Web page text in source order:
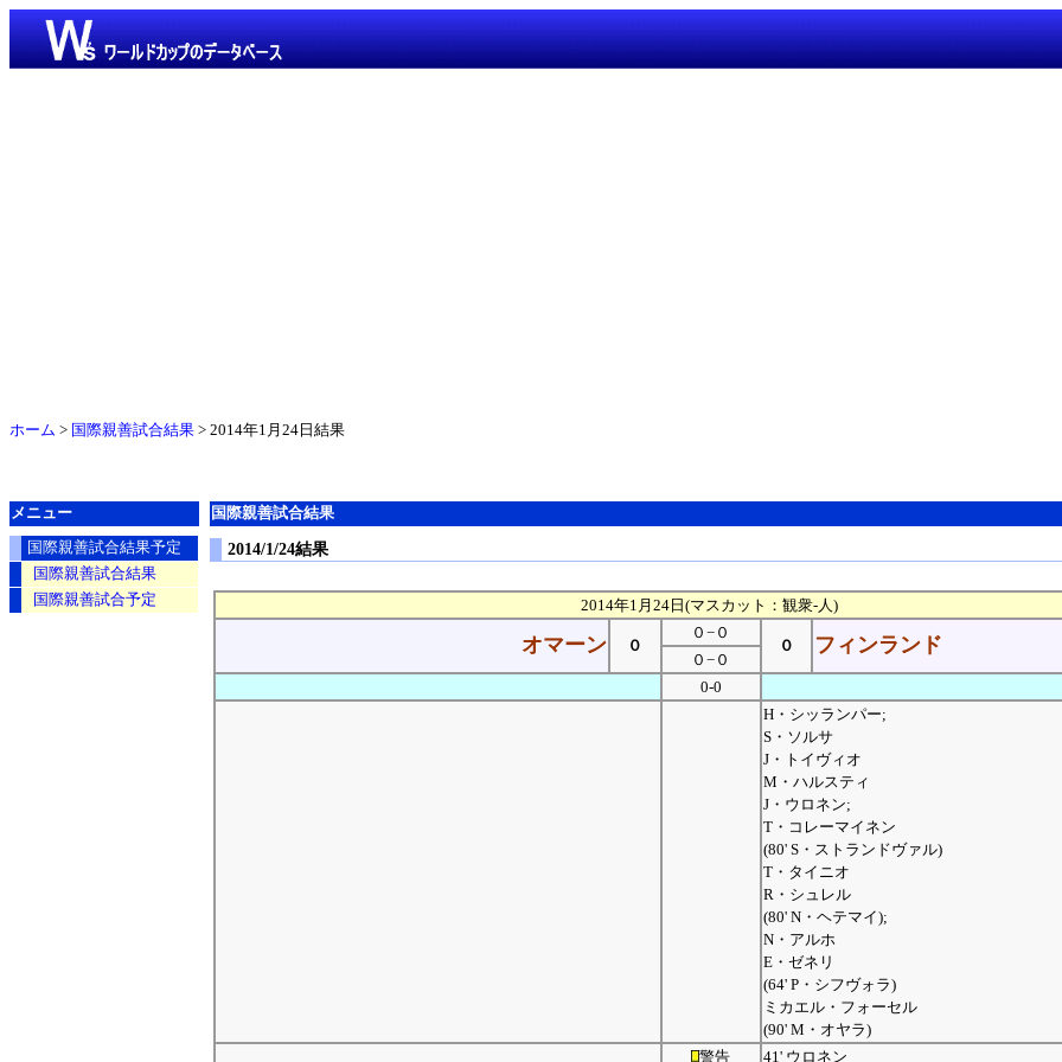
ホーム > 国際親善試合結果 > 2014年1月24日結果
国際親善試合結果
2014/1/24結果
2014年1月24日(マスカット：観衆-人)
オマーン ０
０−０
０ フィンランド
０−０
0-0
H・シッランパー;
S・ソルサ
J・トイヴィオ
M・ハルスティ
J・ウロネン;
T・コレーマイネン
(80' S・ストランドヴァル)
T・タイニオ
R・シュレル
(80' N・ヘテマイ);
N・アルホ
E・ゼネリ
(64' P・シフヴォラ)
ミカエル・フォーセル
(90' M・オヤラ)
警告
41' ウロネン
メニュー
国際親善試合結果予定
国際親善試合結果
国際親善試合予定